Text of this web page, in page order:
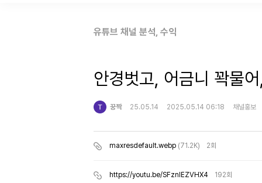
유튜브 채널 분석, 수익
안경벗고, 어금니 꽉물
꿍짝 25.05.14 2025.05.14 06:18 채널홍보
maxresdefault.webp (71.2K) 2회
https://youtu.be/SFznIEZVHX4 192회